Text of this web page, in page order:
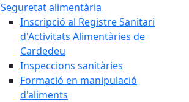
Seguretat alimentària
Inscripció al Registre Sanitari
d'Activitats Alimentàries de
Cardedeu
Inspeccions sanitàries
Formació en manipulació
d'aliments